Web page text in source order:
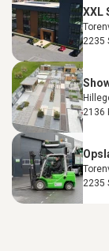
XXL
2235
2136
2235